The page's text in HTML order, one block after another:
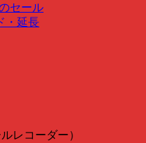
セール
・延長
レコーダー）